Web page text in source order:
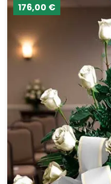
176,00 €